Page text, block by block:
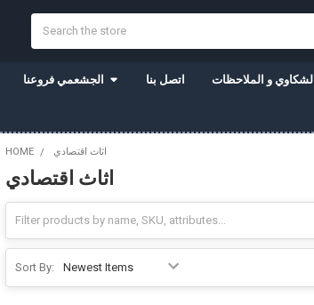
الجشعمي فروعنا اتصل بنا الشكاوي و الملاحظات
HOME اثاث اقتصادي
اثاث اقتصادي
Sort By: